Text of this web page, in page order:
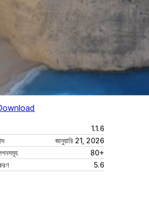
1.1.6
জানুয়ারি 21, 2026
80+
5.6